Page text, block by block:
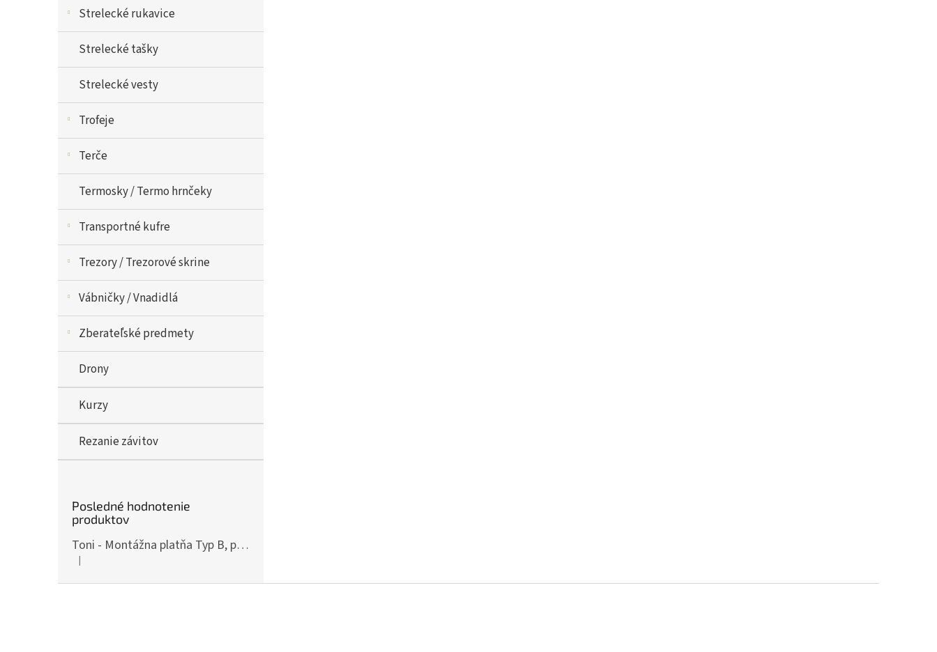
Strelecké rukavice
Strelecké tašky
Strelecké vesty
Trofeje
Terče
Termosky / Termo hrnčeky
Transportné kufre
Trezory / Trezorové skrine
Vábničky / Vnadidlá
Zberateľské predmety
Drony
Kurzy
Rezanie závitov
Posledné hodnotenie
produktov
Toni - Montážna platňa Typ B, pre ČZ P-10, Art.: OPXCZP10B
Hodnotenie produktu je 5 z 5 hviezdičiek.
|